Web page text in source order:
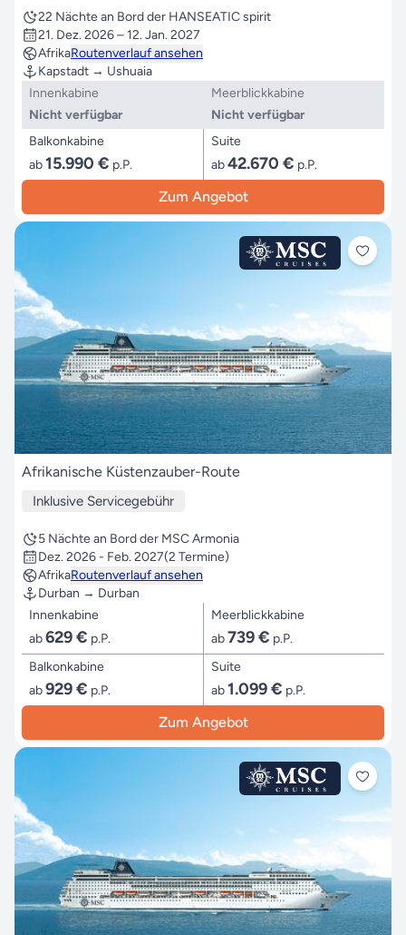
22 Nächte an Bord der HANSEATIC spirit
21. Dez. 2026 – 12. Jan. 2027
AfrikaRoutenverlauf ansehen
Kapstadt → Ushuaia
Innenkabine
Nicht verfügbar
Meerblickkabine
Nicht verfügbar
Balkonkabine
ab15.990 € p.P.
Suite
ab42.670 € p.P.
Zum Angebot
Afrikanische Küstenzauber-Route
Inklusive Servicegebühr
5 Nächte an Bord der MSC Armonia
Dez. 2026 - Feb. 2027(2 Termine)
AfrikaRoutenverlauf ansehen
Durban → Durban
Innenkabine
ab629 € p.P.
Meerblickkabine
ab739 € p.P.
Balkonkabine
ab929 € p.P.
Suite
ab1.099 € p.P.
Zum Angebot